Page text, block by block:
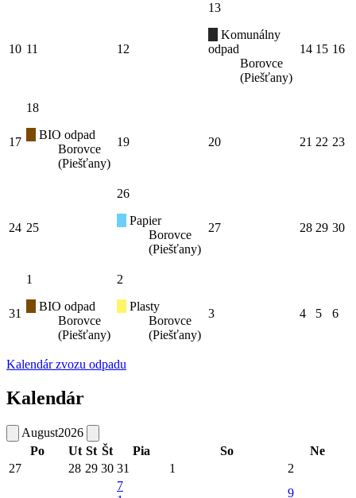
10 11 12
13
Komunálny
odpad
Borovce
(Piešťany)
14 15 16
17
18
BIO odpad
Borovce
(Piešťany)
19 20 21 22 23
24 25
26
Papier
Borovce
(Piešťany)
27 28 29 30
31
1
BIO odpad
Borovce
(Piešťany)
2
Plasty
Borovce
(Piešťany)
3 4 5 6
Kalendár zvozu odpadu
Kalendár
August2026
Po
Ut St Št Pia So
Ne
27
28 29 30 31 1 2
7
9